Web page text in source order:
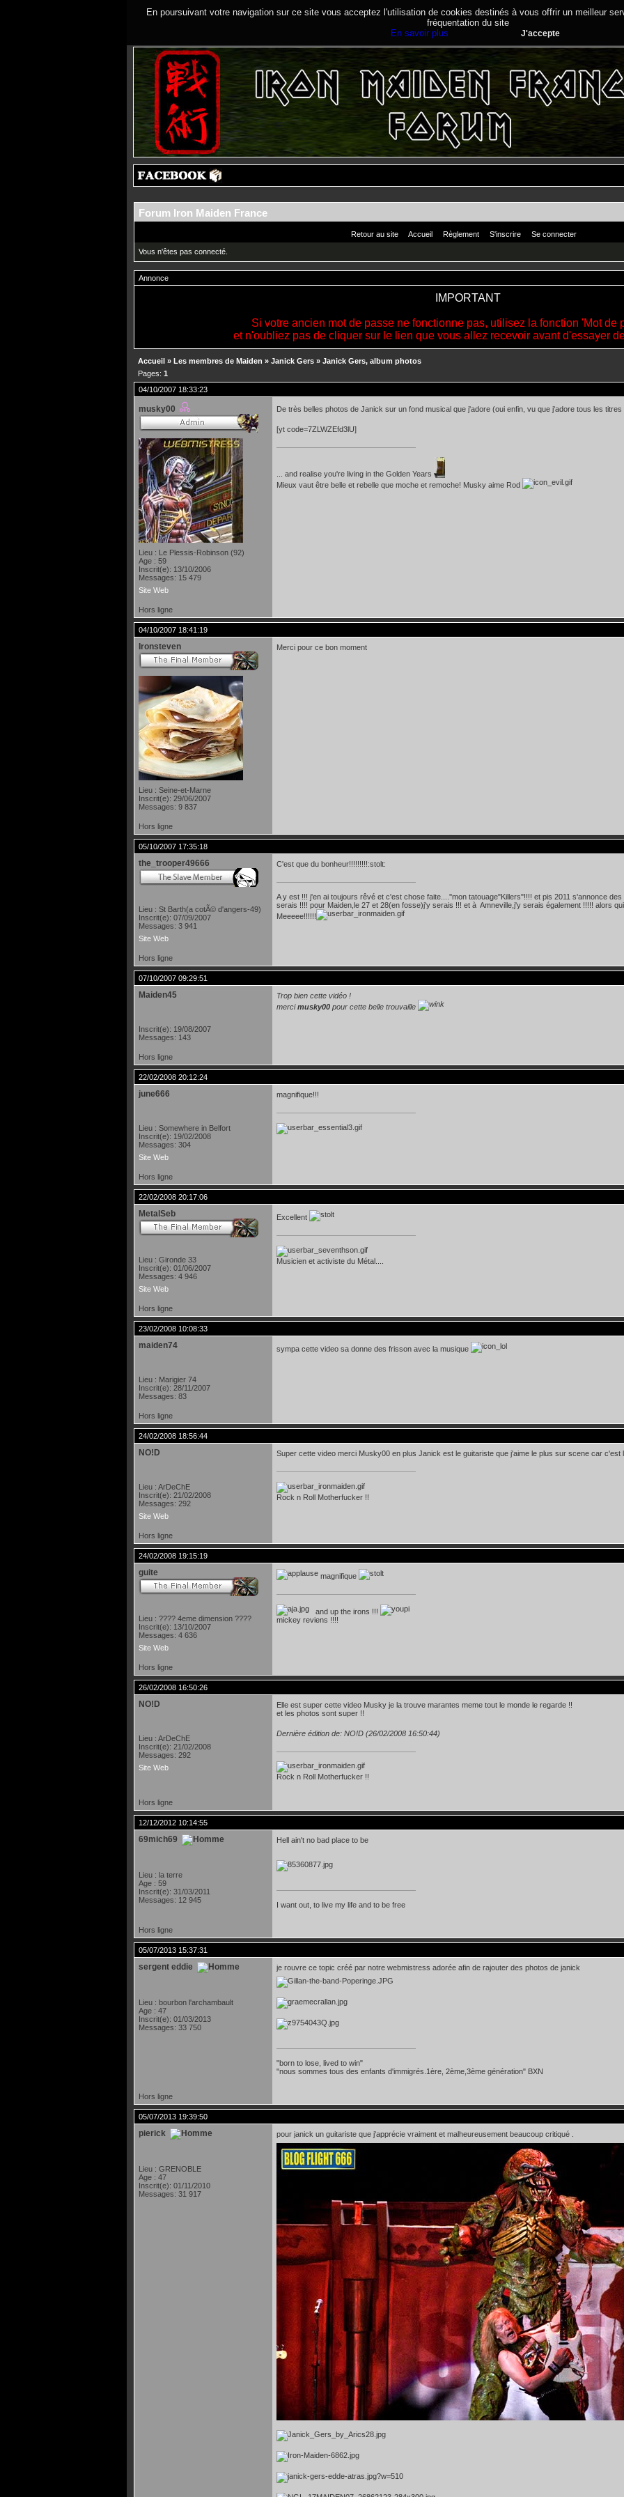
En poursuivant votre navigation sur ce site vous acceptez l'utilisation de cookies destinés à vous offrir un meilleur
fréquentation du site
En savoir plus
J'accepte
Forum Iron Maiden France
Retour au site Accueil Règlement S'inscrire Se connecter
Vous n'êtes pas connecté.
Annonce
IMPORTANT
Si votre ancien mot de passe ne fonctionne pas, utilisez la fonction 'Mot de
et n'oubliez pas de cliquer sur le lien que vous allez recevoir avant d'essayer
Accueil » Les membres de Maiden » Janick Gers » Janick Gers, album photos
Pages: 1
04/10/2007 18:33:23
musky00
Lieu : Le Plessis-Robinson (92)
Age : 59
Inscrit(e): 13/10/2006
Messages: 15 479
Site Web
De très belles photos de Janick sur un fond musical que j'adore (oui enfin, vu que j'adore tous les titres
[yt code=7ZLWZEfd3lU]
... and realise you're living in the Golden Years
Mieux vaut être belle et rebelle que moche et remoche! Musky aime Rod
Hors ligne
04/10/2007 18:41:19
Ironsteven
Lieu : Seine-et-Marne
Inscrit(e): 29/06/2007
Messages: 9 837
Merci pour ce bon moment
Hors ligne
05/10/2007 17:35:18
the_trooper49666
Lieu : St Barth(a cotÃ© d'angers-49)
Inscrit(e): 07/09/2007
Messages: 3 941
Site Web
C'est que du bonheur!!!!!!!!!:stolt:
A y est !!! j'en ai toujours rêvé et c'est chose faite....''mon tatouage"Killers"!!!! et pis 2011 s'annonce
serais !!!! pour Maiden,le 27 et 28(en fosse)j'y serais !!! et à Amneville,j'y serais également !!!!! alors
Meeeee!!!!!!
Hors ligne
07/10/2007 09:29:51
Maiden45
Inscrit(e): 19/08/2007
Messages: 143
Trop bien cette vidéo !
mercimusky00 pour cette belle trouvaille
Hors ligne
22/02/2008 20:12:24
june666
Lieu : Somewhere in Belfort
Inscrit(e): 19/02/2008
Messages: 304
Site Web
magnifique!!!
Hors ligne
22/02/2008 20:17:06
MetalSeb
Lieu : Gironde 33
Inscrit(e): 01/06/2007
Messages: 4 946
Site Web
Excellent
Musicien et activiste du Métal....
Hors ligne
23/02/2008 10:08:33
maiden74
Lieu : Marigier 74
Inscrit(e): 28/11/2007
Messages: 83
sympa cette video sa donne des frisson avec la musique
Hors ligne
24/02/2008 18:56:44
NO!D
Lieu : ArDeChE
Inscrit(e): 21/02/2008
Messages: 292
Site Web
Super cette video merci Musky00 en plus Janick est le guitariste que j'aime le plus sur scene car c'est
Rock n Roll Motherfucker !!
Hors ligne
24/02/2008 19:15:19
guite
Lieu : ???? 4eme dimension ????
Inscrit(e): 13/10/2007
Messages: 4 636
Site Web
magnifique
and up the irons !!!
mickey reviens !!!!
Hors ligne
26/02/2008 16:50:26
NO!D
Lieu : ArDeChE
Inscrit(e): 21/02/2008
Messages: 292
Site Web
Elle est super cette video Musky je la trouve marantes meme tout le monde le regarde !!
et les photos sont super !!
Dernière édition de: NO!D (26/02/2008 16:50:44)
Rock n Roll Motherfucker !!
Hors ligne
12/12/2012 10:14:55
69mich69
Lieu : la terre
Age : 59
Inscrit(e): 31/03/2011
Messages: 12 945
Hell ain't no bad place to be
I want out, to live my life and to be free
Hors ligne
05/07/2013 15:37:31
sergent eddie
Lieu : bourbon l'archambault
Age : 47
Inscrit(e): 01/03/2013
Messages: 33 750
je rouvre ce topic créé par notre webmistress adorée afin de rajouter des photos de janick
"born to lose, lived to win"
"nous sommes tous des enfants d'immigrés.1ère, 2ème,3ème génération" BXN
Hors ligne
05/07/2013 19:39:50
pierick
Lieu : GRENOBLE
Age : 47
Inscrit(e): 01/11/2010
Messages: 31 917
pour janick un guitariste que j'apprécie vraiment et malheureusement beaucoup critiqué .